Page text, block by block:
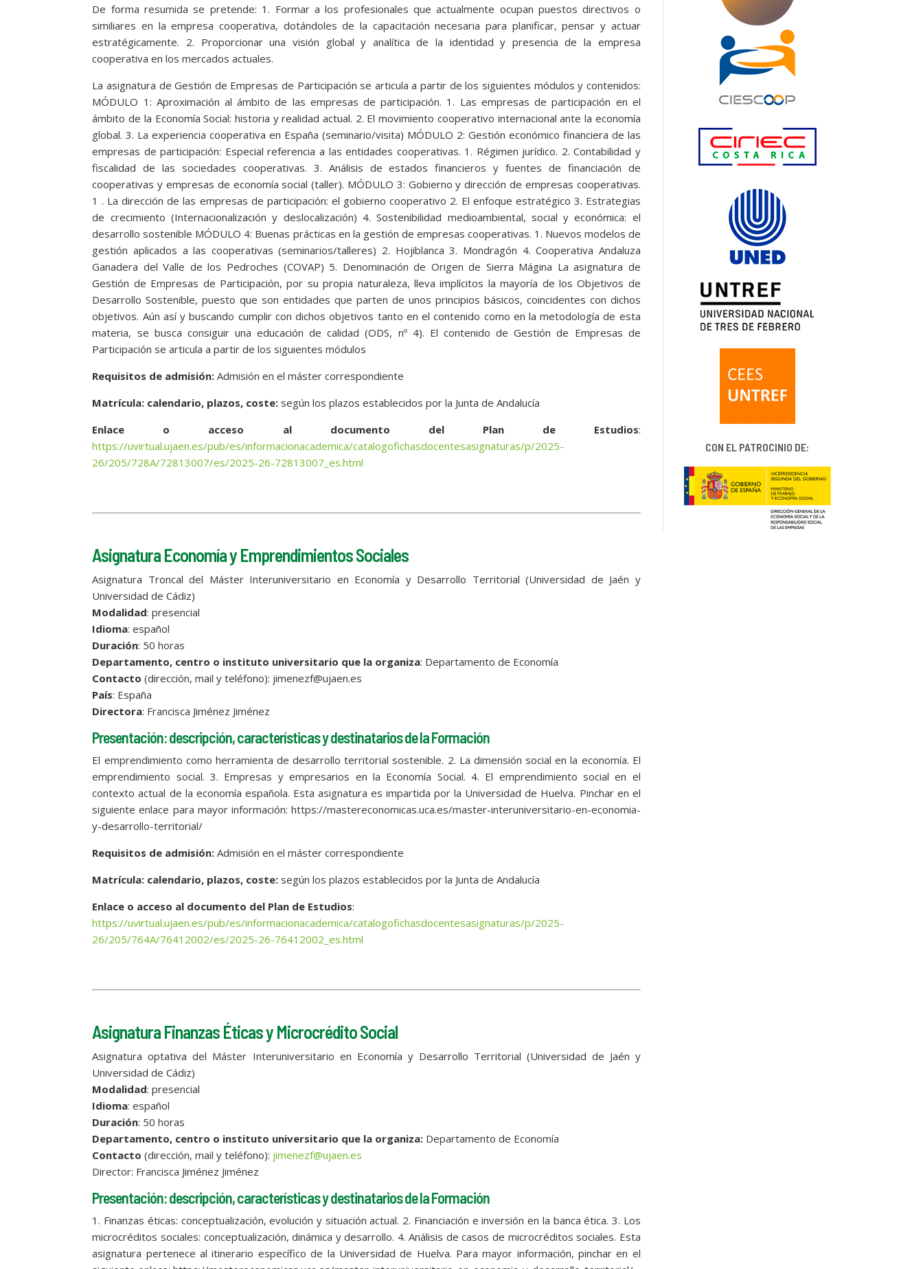
De forma resumida se pretende: 1. Formar a los profesionales que actualmente ocupan puestos directivos o
similiares en la empresa cooperativa, dotándoles de la capacitación necesaria para planificar, pensar y actuar
estratégicamente. 2. Proporcionar una visión global y analítica de la identidad y presencia de la empresa
cooperativa en los mercados actuales.
La asignatura de Gestión de Empresas de Participación se articula a partir de los siguientes módulos y contenidos:
MÓDULO 1: Aproximación al ámbito de las empresas de participación. 1. Las empresas de participación en el
ámbito de la Economía Social: historia y realidad actual. 2. El movimiento cooperativo internacional ante la economía
global. 3. La experiencia cooperativa en España (seminario/visita) MÓDULO 2: Gestión económico financiera de las
empresas de participación: Especial referencia a las entidades cooperativas. 1. Régimen jurídico. 2. Contabilidad y
fiscalidad de las sociedades cooperativas. 3. Análisis de estados financieros y fuentes de financiación de
cooperativas y empresas de economía social (taller). MÓDULO 3: Gobierno y dirección de empresas cooperativas.
1 . La dirección de las empresas de participación: el gobierno cooperativo 2. El enfoque estratégico 3. Estrategias
de crecimiento (Internacionalización y deslocalización) 4. Sostenibilidad medioambiental, social y económica: el
desarrollo sostenible MÓDULO 4: Buenas prácticas en la gestión de empresas cooperativas. 1. Nuevos modelos de
gestión aplicados a las cooperativas (seminarios/talleres) 2. Hojiblanca 3. Mondragón 4. Cooperativa Andaluza
Ganadera del Valle de los Pedroches (COVAP) 5. Denominación de Origen de Sierra Mágina La asignatura de
Gestión de Empresas de Participación, por su propia naturaleza, lleva implícitos la mayoría de los Objetivos de
Desarrollo Sostenible, puesto que son entidades que parten de unos principios básicos, coincidentes con dichos
objetivos. Aún así y buscando cumplir con dichos objetivos tanto en el contenido como en la metodología de esta
materia, se busca consiguir una educación de calidad (ODS, nº 4). El contenido de Gestión de Empresas de
Participación se articula a partir de los siguientes módulos
Requisitos de admisión:Admisión en el máster correspondiente
Matrícula: calendario, plazos, coste: según los plazos establecidos por la Junta de Andalucía
Enlace o acceso al documento del Plan de Estudios:
https://uvirtual.ujaen.es/pub/es/informacionacademica/catalogofichasdocentesasignaturas/p/2025-
26/205/728A/72813007/es/2025-26-72813007_es.html
Asignatura Economía y Emprendimientos Sociales
Asignatura Troncal del Máster Interuniversitario en Economía y Desarrollo Territorial (Universidad de Jaén y
Universidad de Cádiz)
Modalidad: presencial
Idioma: español
Duración: 50 horas
Departamento, centro o instituto universitario que la organiza: Departamento de Economía
Contacto (dirección, mail y teléfono): jimenezf@ujaen.es
País: España
Directora: Francisca Jiménez Jiménez
Presentación: descripción, características y destinatarios de la Formación
El emprendimiento como herramienta de desarrollo territorial sostenible. 2. La dimensión social en la economía. El
emprendimiento social. 3. Empresas y empresarios en la Economía Social. 4. El emprendimiento social en el
contexto actual de la economía española. Esta asignatura es impartida por la Universidad de Huelva. Pinchar en el
siguiente enlace para mayor información: https://mastereconomicas.uca.es/master-interuniversitario-en-economia-
y-desarrollo-territorial/
Requisitos de admisión:Admisión en el máster correspondiente
Matrícula: calendario, plazos, coste: según los plazos establecidos por la Junta de Andalucía
Enlace o acceso al documento del Plan de Estudios:
https://uvirtual.ujaen.es/pub/es/informacionacademica/catalogofichasdocentesasignaturas/p/2025-
26/205/764A/76412002/es/2025-26-76412002_es.html
Asignatura Finanzas Éticas y Microcrédito Social
Asignatura optativa del Máster Interuniversitario en Economía y Desarrollo Territorial (Universidad de Jaén y
Universidad de Cádiz)
Modalidad: presencial
Idioma: español
Duración: 50 horas
Departamento, centro o instituto universitario que la organiza: Departamento de Economía
Contacto (dirección, mail y teléfono): jimenezf@ujaen.es
Director: Francisca Jiménez Jiménez
Presentación: descripción, características y destinatarios de la Formación
1. Finanzas éticas: conceptualización, evolución y situación actual. 2. Financiación e inversión en la banca ética. 3. Los
microcréditos sociales: conceptualización, dinámica y desarrollo. 4. Análisis de casos de microcréditos sociales. Esta
asignatura pertenece al itinerario específico de la Universidad de Huelva. Para mayor información, pinchar en el
CON EL PATROCINIO DE: